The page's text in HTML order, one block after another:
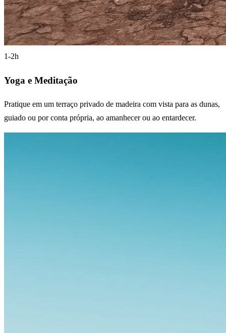
1-2h
Yoga e Meditação
Pratique em um terraço privado de madeira com vista para as dunas,
guiado ou por conta própria, ao amanhecer ou ao entardecer.